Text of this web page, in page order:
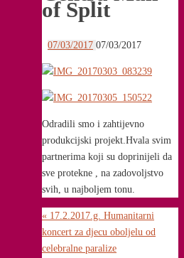
of Split
07/03/2017 07/03/2017
Odradili smo i zahtijevno
produkcijski projekt.Hvala svim
partnerima koji su doprinijeli da
sve protekne , na zadovoljstvo
svih, u najboljem tonu.
« 17.2.2017.g. Humanitarni
koncert za djecu oboljelu od
celebralne paralize